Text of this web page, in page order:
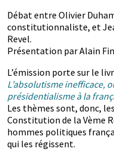
Débat entre Olivier
constitutionnaliste, et
Revel.
Présentation par Alain
L’émission porte sur le
L’absolutisme inefficace,
présidentialisme à la
Les thèmes sont, donc,
Constitution de la Vème
hommes politiques
qui les régissent.